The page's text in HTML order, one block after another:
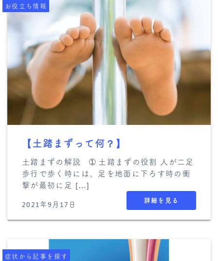
【土踏まずって何？】
土踏まずの解説 ➀ 土踏まずの役割 人が二足
歩行で歩く時には、足を地面に下ろす時の衝
撃が最初に足 […]
2021年9月17日 詳細を見る
お役立ち情報
症状から記事を探す